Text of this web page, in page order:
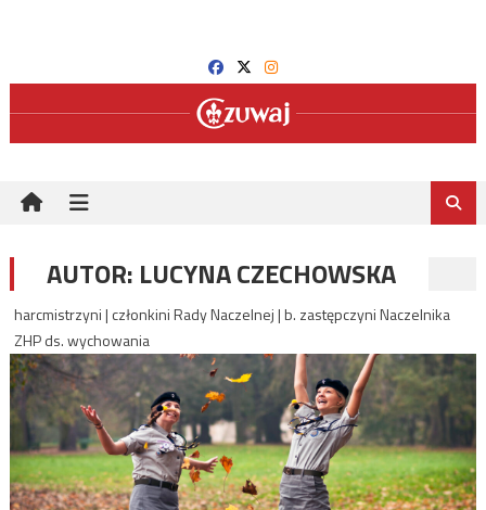
AUTOR: LUCYNA CZECHOWSKA
harcmistrzyni | członkini Rady Naczelnej | b. zastępczyni Naczelnika
ZHP ds. wychowania